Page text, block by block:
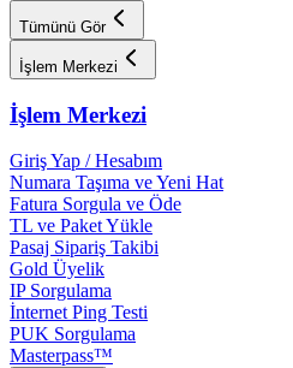
Tümünü Gör
İşlem Merkezi
İşlem Merkezi
Giriş Yap / Hesabım
Numara Taşıma ve Yeni Hat
Fatura Sorgula ve Öde
TL ve Paket Yükle
Pasaj Sipariş Takibi
Gold Üyelik
IP Sorgulama
İnternet Ping Testi
PUK Sorgulama
Masterpass™